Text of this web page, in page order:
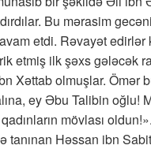
Bu mərasim
etdi. Rəvayət
etmiş ilk şəxs gələcək
Xəttab olmuşlar. Ömər
ey Əbu Talibin oğlu!
mövlası
tanınan Həssan ibn